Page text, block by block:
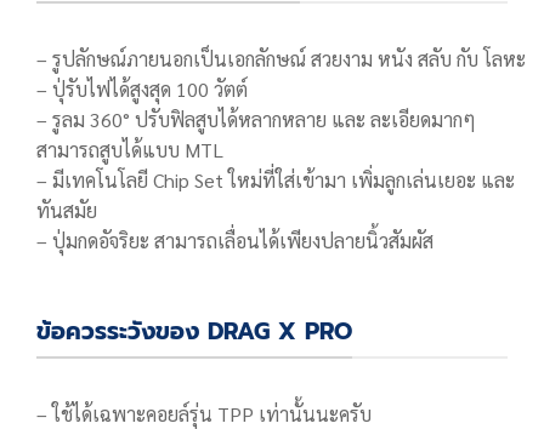
– รูปลักษณ์ภายนอกเป็นเอกลักษณ์ สวยงาม หนัง สลับ กับ โลหะ
– ปุ่รับไฟได้สูงสุด 100 วัตต์
– รูลม 360° ปรับฟิลสูบได้หลากหลาย และ ละเอียดมากๆ
สามารถสูบได้แบบ MTL
– มีเทคโนโลยี Chip Set ใหม่ที่ใส่เข้ามา เพิ่มลูกเล่นเยอะ และ
ทันสมัย
– ปุ่มกดอัจริยะ สามารถเลื่อนได้เพียงปลายนิ้วสัมผัส
ข้อควรระวังของ DRAG X PRO
– ใช้ได้เฉพาะคอยล์รุ่น TPP เท่านั้นนะครับ